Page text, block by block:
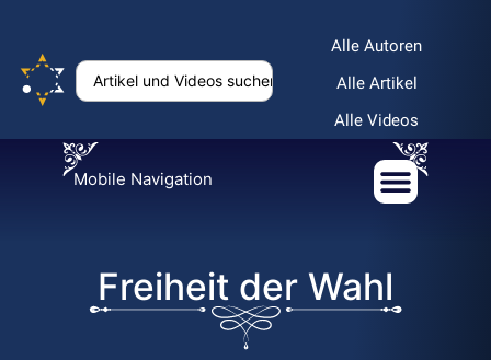
Alle Autoren
Alle Artikel
Alle Videos
Mobile Navigation
Freiheit der Wahl